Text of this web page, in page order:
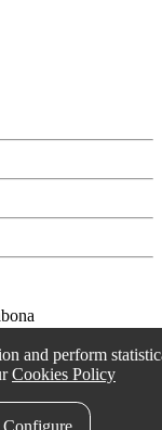
/Cookie politika
configuration.
and perform
Cookies Policy